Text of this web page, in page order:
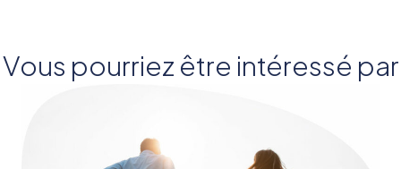
Vous pourriez être intéressé par